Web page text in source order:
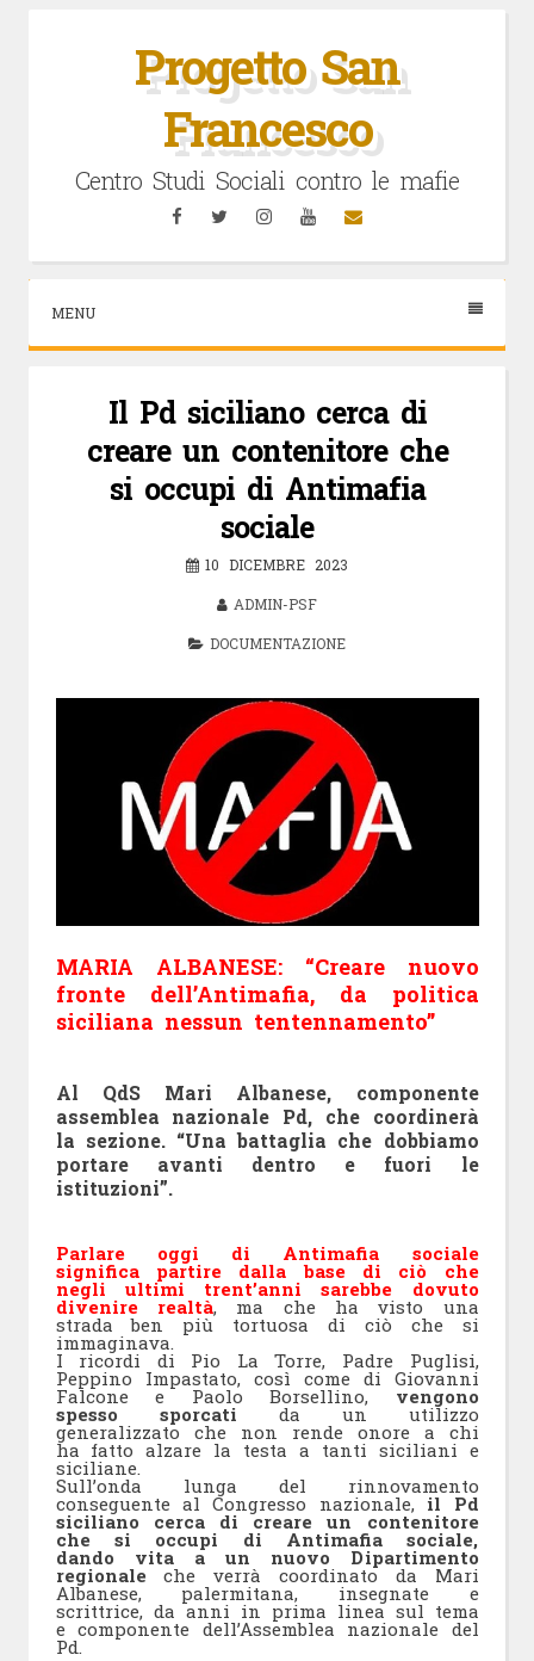
Progetto San
Francesco
Centro Studi Sociali contro le mafie
FacebookTwitterInstagramYouTubeEmail
MENU
Il Pd siciliano cerca di
creare un contenitore che
si occupi di Antimafia
sociale
10 DICEMBRE 2023
ADMIN-PSF
DOCUMENTAZIONE
MARIA ALBANESE: “Creare nuovo
fronte dell’Antimafia, da politica
siciliana nessun tentennamento”
Al QdS Mari Albanese, componente
assemblea nazionale Pd, che coordinerà
la sezione. “Una battaglia che dobbiamo
portare avanti dentro e fuori le
istituzioni”.
Parlare oggi di Antimafia sociale
significa partire dalla base di ciò che
negli ultimi trent’anni sarebbe dovuto
divenire realtà, ma che ha visto una
strada ben più tortuosa di ciò che si
immaginava.
I ricordi di Pio La Torre, Padre Puglisi,
Peppino Impastato, così come di Giovanni
Falcone e Paolo Borsellino, vengono
spesso sporcati da un utilizzo
generalizzato che non rende onore a chi
ha fatto alzare la testa a tanti siciliani e
siciliane.
Sull’onda lunga del rinnovamento
conseguente al Congresso nazionale, il Pd
siciliano cerca di creare un contenitore
che si occupi di Antimafia sociale,
dando vita a un nuovo Dipartimento
regionale che verrà coordinato da Mari
Albanese, palermitana, insegnate e
scrittrice, da anni in prima linea sul tema
e componente dell’Assemblea nazionale del
Pd.